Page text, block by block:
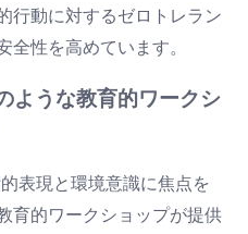
行動に対するゼロトレラン
全性を高めています。
ような教育的ワークシ
表現と環境意識に焦点を
育的ワークショップが提供